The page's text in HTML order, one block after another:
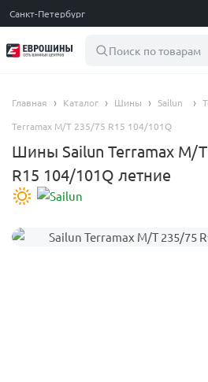
Санкт-Петербург
Поиск по товарам
Главная Каталог Шины Sailun
Terramax M/T 235/75 R15 104/101Q
Шины Sailun Terramax M/
R15 104/101Q летние